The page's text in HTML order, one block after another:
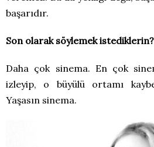
başarıdır.
Son olarak söylemek istediklerin?
Daha çok sinema. En çok
izleyip, o büyülü ortamı
Yaşasın sinema.